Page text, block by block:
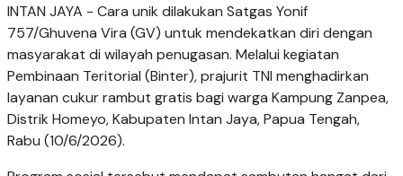
INTAN JAYA - Cara unik dilakukan Satgas Yonif
757/Ghuvena Vira (GV) untuk mendekatkan diri dengan
masyarakat di wilayah penugasan. Melalui kegiatan
Pembinaan Teritorial (Binter), prajurit TNI menghadirkan
layanan cukur rambut gratis bagi warga Kampung Zanpea,
Distrik Homeyo, Kabupaten Intan Jaya, Papua Tengah,
Rabu (10/6/2026).